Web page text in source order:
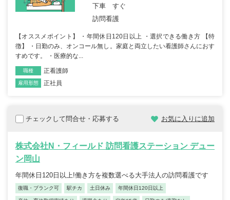
下車 すぐ
訪問看護
【オススメポイント】 ・年間休日120日以上 ・選択できる働き方 【特
徴】 ・日勤のみ、オンコール無し。家庭と両立したい看護師さんにおす
すめです。 ・医療的な...
職種 正看護師
雇用形態 正社員
チェックして問合せ・応募する お気に入りに追加
株式会社N・フィールド 訪問看護ステーション デュー
ン岡山
年間休日120日以上!働き方を複数選べる大手法人の訪問看護です
復職・ブランク可 駅チカ 土日休み 年間休日120日以上